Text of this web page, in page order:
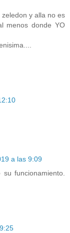
y alla no es
menos donde YO
a las 9:09
funcionamiento.